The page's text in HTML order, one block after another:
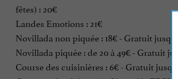
fêtes) : 20€
Landes Emotions : 21€
Novillada non piquée : 18€ - Gratuit
Novillada piquée : de 20 à 49€ - Gratuit
Course des cuisinières : 6€ - Gratuit jusqu'à